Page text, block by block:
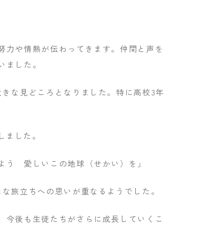
や情熱が伝わってきます。仲間と声を
した。
な見どころとなりました。特に高校3年
した。
愛しいこの地球（せかい）を」
旅立ちへの思いが重なるようでした。
今後も生徒たちがさらに成長していくこ